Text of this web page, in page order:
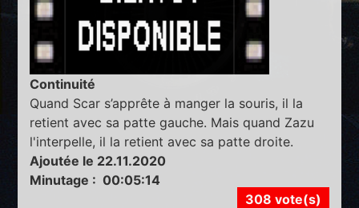
Continuité
Quand Scar s’apprête à manger la souris, il la
retient avec sa patte gauche. Mais quand Zazu
l'interpelle, il la retient avec sa patte droite.
Ajoutée le 22.11.2020
Minutage : 00:05:14
308 vote(s)